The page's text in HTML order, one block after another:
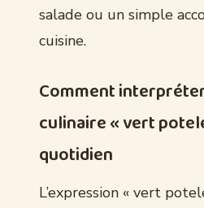
salade ou un simple
cuisine.
Comment
culinaire « vert
quotidien
L’expression « vert